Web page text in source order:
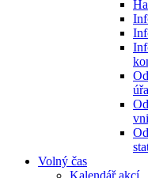
Volný čas
Kalendář akcí